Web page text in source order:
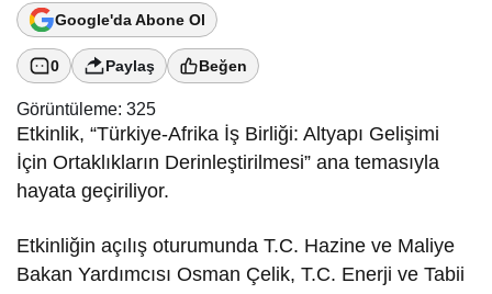
Google'da Abone Ol
0 Paylaş Beğen
Görüntüleme: 325
Etkinlik, “Türkiye-Afrika İş Birliği: Altyapı Gelişimi
İçin Ortaklıkların Derinleştirilmesi” ana temasıyla
hayata geçiriliyor.
Etkinliğin açılış oturumunda T.C. Hazine ve Maliye
Bakan Yardımcısı Osman Çelik, T.C. Enerji ve Tabii